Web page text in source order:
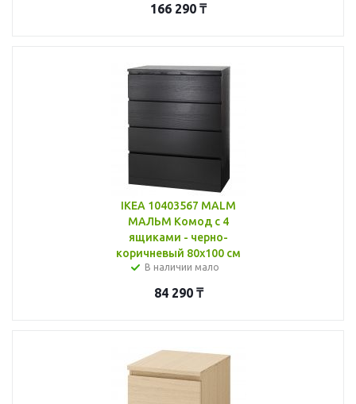
166 290 ₸
IKEA 10403567 MALM
МАЛЬМ Комод с 4
ящиками - черно-
коричневый 80x100 см
В наличии мало
84 290₸